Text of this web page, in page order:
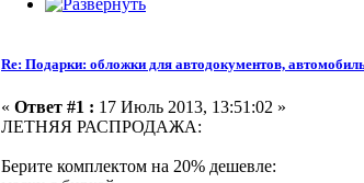
Re: Подарки: обложки для автодокументов,
« Ответ #1 : 17 Июль 2013, 13:51:02 »
ЛЕТНЯЯ РАСПРОДАЖА:
Берите комплектом на 20% дешевле: